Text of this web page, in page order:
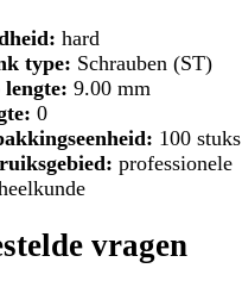
hard
type: Schrauben (ST)
9.00 mm
0
100 stuks
professionele
vragen